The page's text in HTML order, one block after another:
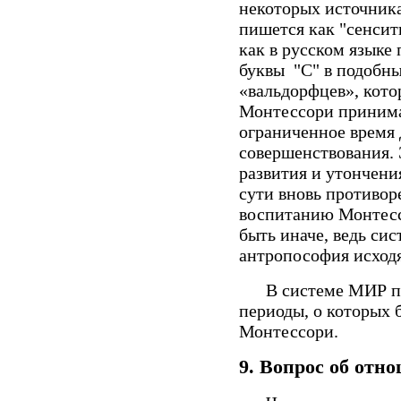
некоторых
пишется как
как в русском языке
буквы "С" в
«вальдорфцев»,
Монтессори
ограниченное время
развития и
сути вновь
воспитанию
быть иначе, ведь
антропософия
В системе МИР
периоды, о которых
Монтессори.
9. Вопрос об